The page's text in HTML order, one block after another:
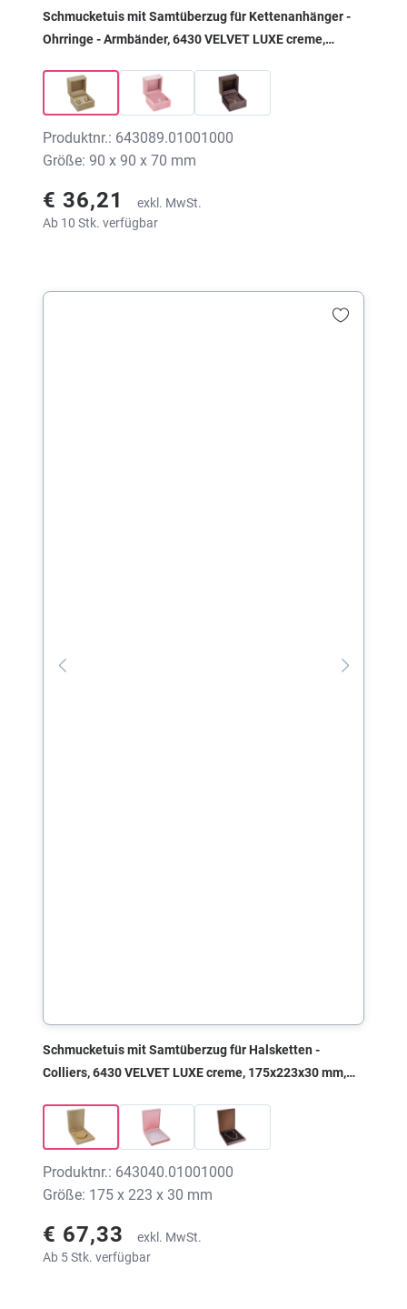
Schmucketuis mit Samtüberzug für Kettenanhänger -
Ohrringe - Armbänder, 6430 VELVET LUXE creme,
Produktnr.: 643089.01001000
Größe: 90 x 90 x 70 mm
€ 36,21
exkl. MwSt.
Ab 10 Stk. verfügbar
Schmucketuis mit Samtüberzug für Halsketten -
Colliers, 6430 VELVET LUXE creme, 175x223x30 mm,
Produktnr.: 643040.01001000
Größe: 175 x 223 x 30 mm
€ 67,33
exkl. MwSt.
Ab 5 Stk. verfügbar